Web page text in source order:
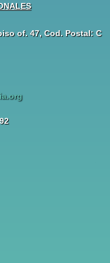
of. 47, Cod. Postal: C